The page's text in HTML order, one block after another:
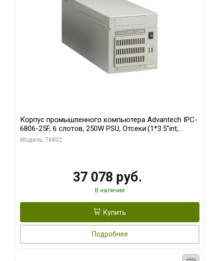
Корпус промышленного компьютера Advantech IPC-
6806-25F, 6 слотов, 250W PSU, Отсеки:(1*3.5"int,
1*3.5"ext)
Модель: 76802
37 078 руб.
В наличии
Купить
Подробнее